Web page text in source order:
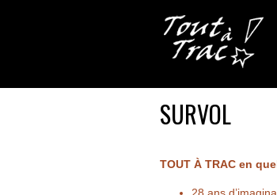
SURVOL
TOUT À TRAC en